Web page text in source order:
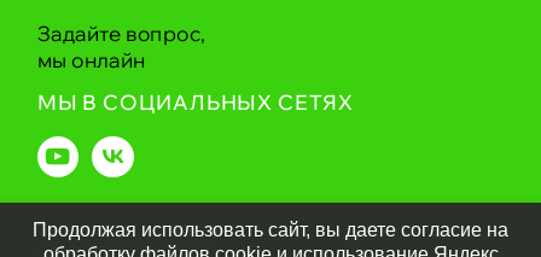
Задайте вопрос,
мы онлайн
МЫ В СОЦИАЛЬНЫХ СЕТЯХ
Greentechnika.ru2026
Продолжая использовать сайт, вы даете согласие на